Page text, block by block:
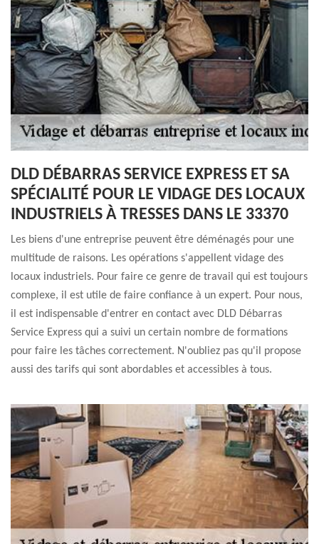
DLD DÉBARRAS SERVICE EXPRESS ET SA
SPÉCIALITÉ POUR LE VIDAGE DES LOCAUX
INDUSTRIELS À TRESSES DANS LE 33370
Les biens d'une entreprise peuvent être déménagés pour une
multitude de raisons. Les opérations s'appellent vidage des
locaux industriels. Pour faire ce genre de travail qui est toujours
complexe, il est utile de faire confiance à un expert. Pour nous,
il est indispensable d'entrer en contact avec DLD Débarras
Service Express qui a suivi un certain nombre de formations
pour faire les tâches correctement. N'oubliez pas qu'il propose
aussi des tarifs qui sont abordables et accessibles à tous.